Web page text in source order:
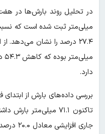
میلی‌متر ثبت شده است که
دارد.
بررسی داده‌های بارش از
تاکنون ۷۱.۱
جاری